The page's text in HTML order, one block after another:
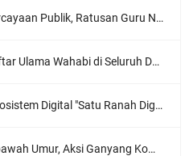
Guru Ngaji Kota Malang Serukan Deklarasi Ramah Anak
di Seluruh Dunia dan Karya-karyanya
Digital untuk Ulama", Siap Diluncurkan dalam Waktu Dekat!
Jadi Sorotan Karena Ada Narasi Halal Sembelih Orang